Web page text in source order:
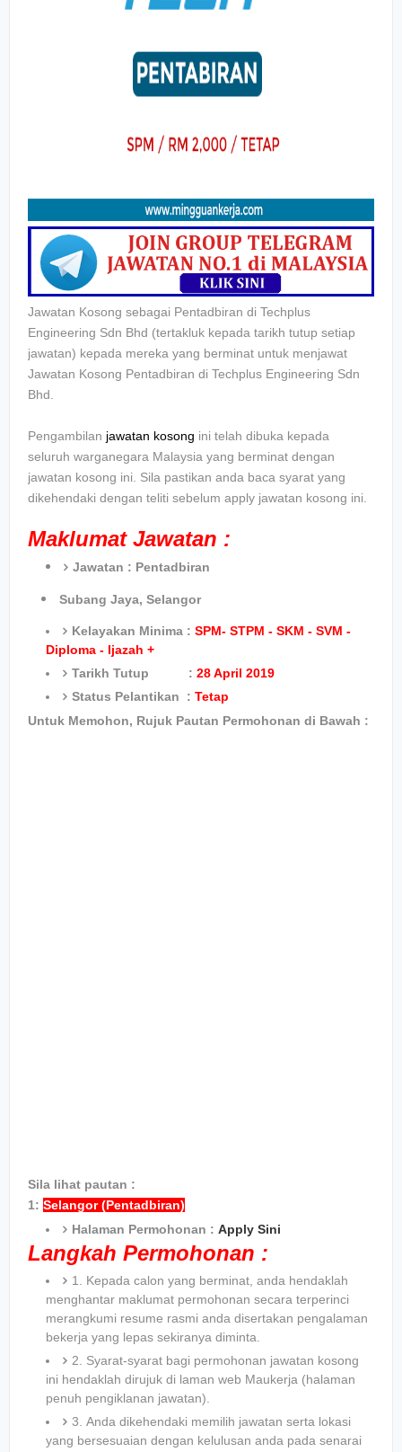
Jawatan Kosong sebagai Pentadbiran di Techplus
Engineering Sdn Bhd (tertakluk kepada tarikh tutup setiap
jawatan) kepada mereka yang berminat untuk menjawat
Jawatan Kosong Pentadbiran di Techplus Engineering Sdn
Bhd.
Pengambilan jawatan kosong ini telah dibuka kepada
seluruh warganegara Malaysia yang berminat dengan
jawatan kosong ini. Sila pastikan anda baca syarat yang
dikehendaki dengan teliti sebelum apply jawatan kosong ini.
Maklumat Jawatan :
Jawatan : Pentadbiran
Subang Jaya, Selangor
Kelayakan Minima : SPM- STPM - SKM - SVM -
Diploma - Ijazah +
Tarikh Tutup : 28 April 2019
Status Pelantikan : Tetap
Untuk Memohon, Rujuk Pautan Permohonan di Bawah :
Sila lihat pautan :
1: Selangor (Pentadbiran)
Halaman Permohonan : Apply Sini
Langkah Permohonan :
1. Kepada calon yang berminat, anda hendaklah
menghantar maklumat permohonan secara terperinci
merangkumi resume rasmi anda disertakan pengalaman
bekerja yang lepas sekiranya diminta.
2. Syarat-syarat bagi permohonan jawatan kosong
ini hendaklah dirujuk di laman web Maukerja (halaman
penuh pengiklanan jawatan).
3. Anda dikehendaki memilih jawatan serta lokasi
yang bersesuaian dengan kelulusan anda pada senarai